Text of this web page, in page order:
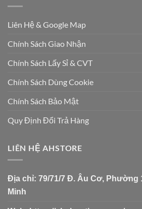
Liên Hệ & Google Map
Chính Sách Giao Nhận
Chính Sách Lấy Sỉ & CVT
Chính Sách Dùng Cookie
Chính Sách Bảo Mật
Quy Định Đổi Trả Hàng
LIÊN HỆ AHSTORE
Địa chỉ: 79/71/7 Đ. Âu Cơ, Phường
Minh